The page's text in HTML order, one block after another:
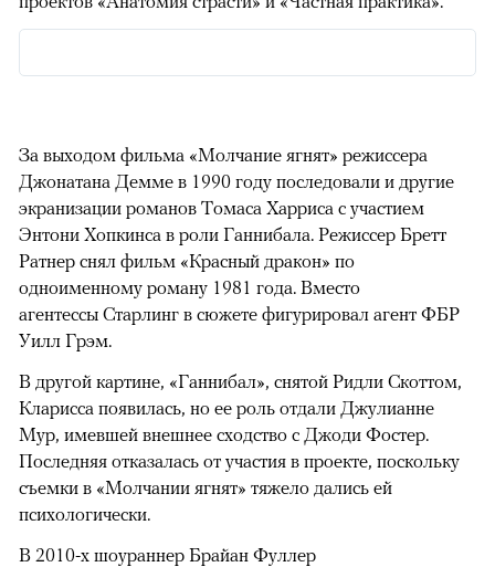
За выходом фильма «Молчание ягнят» режиссера
Джонатана Демме в 1990 году последовали и другие
экранизации романов Томаса Харриса с участием
Энтони Хопкинса в роли Ганнибала. Режиссер Бретт
Ратнер снял фильм «Красный дракон» по
одноименному роману 1981 года. Вместо
агентессы Старлинг в сюжете фигурировал агент ФБР
Уилл Грэм.
В другой картине, «Ганнибал», снятой Ридли Скоттом,
Кларисса появилась, но ее роль отдали Джулианне
Мур, имевшей внешнее сходство с Джоди Фостер.
Последняя отказалась от участия в проекте, поскольку
съемки в «Молчании ягнят» тяжело дались ей
психологически.
В 2010-х шоураннер Брайан Фуллер